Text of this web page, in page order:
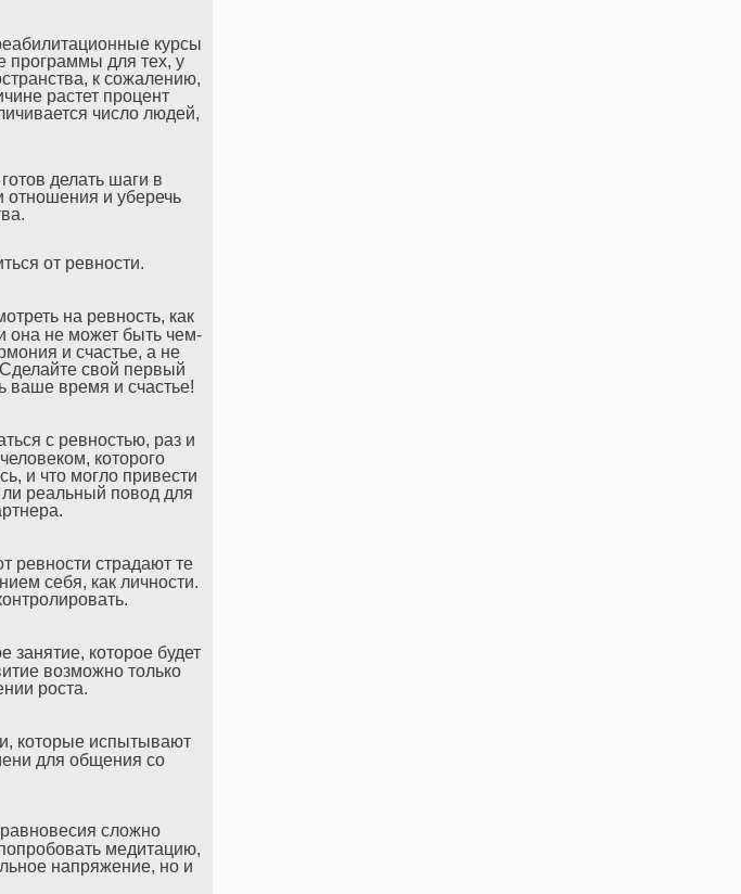
курсы
программы для тех, у
к сожалению,
растет процент
число людей,
делать шаги в
отношения и уберечь
от ревности.
на ревность, как
она не может быть чем-
и счастье, а не
свой первый
ваше время и счастье!
с ревностью, раз и
которого
и что могло привести
реальный повод для
ревности страдают те
себя, как личности.
занятие, которое будет
возможно только
роста.
которые испытывают
для общения со
сложно
медитацию,
напряжение, но и